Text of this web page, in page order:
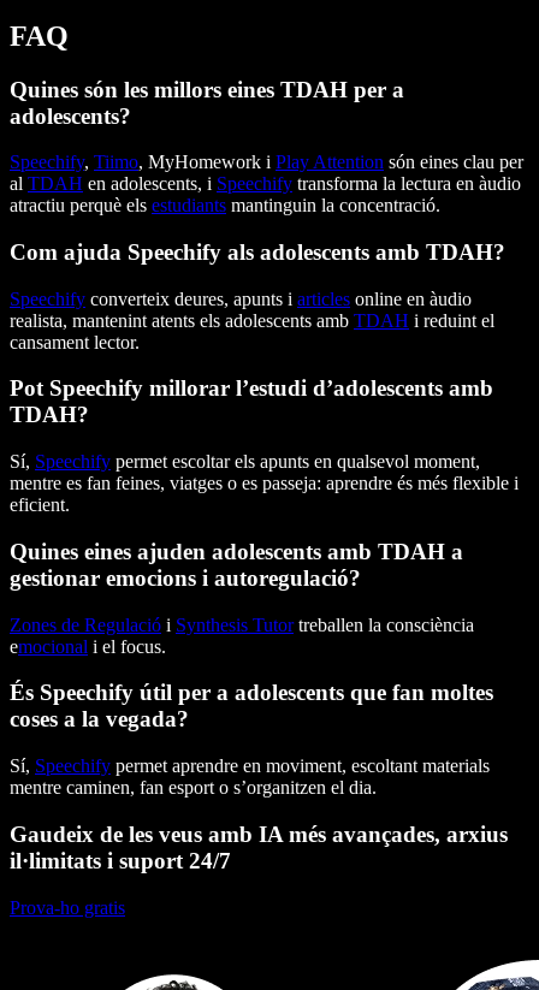
FAQ
Quines són les millors eines TDAH per a
adolescents?
Speechify, Tiimo, MyHomework i Play Attention són eines clau per
al TDAH en adolescents, i Speechify transforma la lectura en àudio
atractiu perquè els estudiants mantinguin la concentració.
Com ajuda Speechify als adolescents amb TDAH?
Speechify converteix deures, apunts i articles online en àudio
realista, mantenint atents els adolescents amb TDAH i reduint el
cansament lector.
Pot Speechify millorar l’estudi d’adolescents amb
TDAH?
Sí, Speechify permet escoltar els apunts en qualsevol moment,
mentre es fan feines, viatges o es passeja: aprendre és més flexible i
eficient.
Quines eines ajuden adolescents amb TDAH a
gestionar emocions i autoregulació?
Zones de Regulació i Synthesis Tutortreballen la consciència
emocional i el focus.
És Speechify útil per a adolescents que fan moltes
coses a la vegada?
Sí, Speechify permet aprendre en moviment, escoltant materials
mentre caminen, fan esport o s’organitzen el dia.
Gaudeix de les veus amb IA més avançades, arxius
il·limitats i suport 24/7
Prova-ho gratis